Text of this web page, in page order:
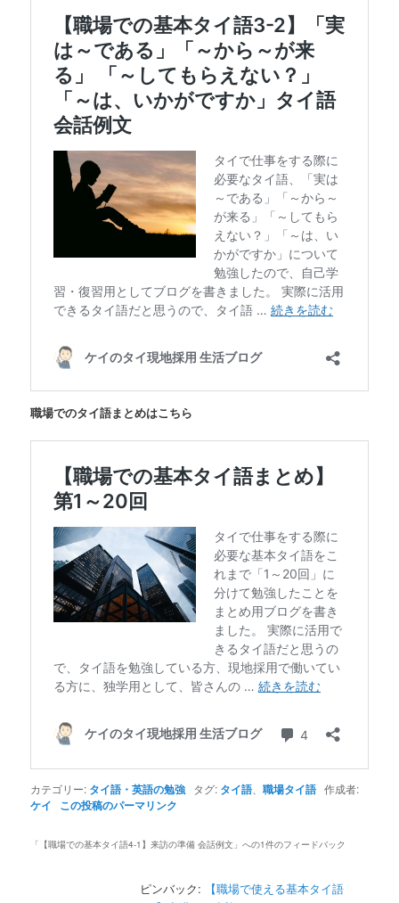
職場でのタイ語まとめはこちら
カテゴリー: タイ語・英語の勉強 タグ: タイ語、職場タイ語作成者:
ケイ この投稿のパーマリンク
「 【職場での基本タイ語4-1】来訪の準備 会話例文 」への1件のフィードバック
ピンバック:
【職場で使える基本タイ語